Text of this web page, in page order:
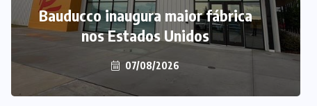
Bauducco inaugura maior fábrica
nos Estados Unidos
07/08/2026
Mercado de marmitas atrai Seara,
iFood e grandes empresas
07/08/2026